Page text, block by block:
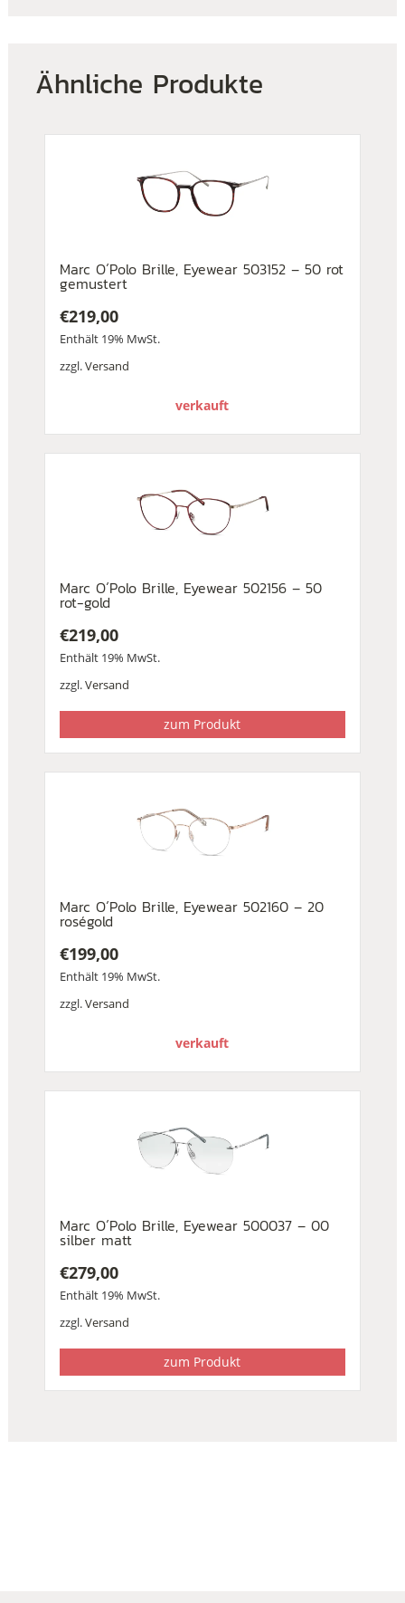
Ähnliche Produkte
Marc O´Polo Brille, Eyewear 503152 – 50 rot
gemustert
€219,00
Enthält 19% MwSt.
zzgl.Versand
verkauft
Marc O´Polo Brille, Eyewear 502156 – 50
rot-gold
€219,00
Enthält 19% MwSt.
zzgl.Versand
zum Produkt
Marc O´Polo Brille, Eyewear 502160 – 20
roségold
€199,00
Enthält 19% MwSt.
zzgl.Versand
verkauft
Marc O´Polo Brille, Eyewear 500037 – 00
silber matt
€279,00
Enthält 19% MwSt.
zzgl.Versand
zum Produkt